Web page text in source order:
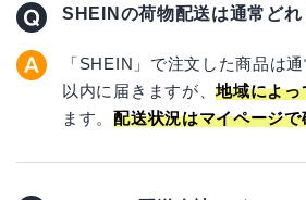
SHEINの荷物配送は通常どれ
「SHEIN」で注文した商品は
以内に届きますが、地域によっ
ます。配送状況はマイページで